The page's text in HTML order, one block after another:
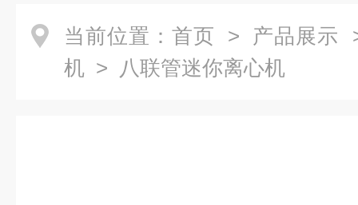
当前位置： 首页 > 产品展示
机 > 八联管迷你离心机